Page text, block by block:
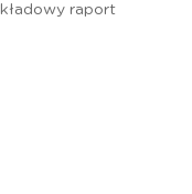
raport